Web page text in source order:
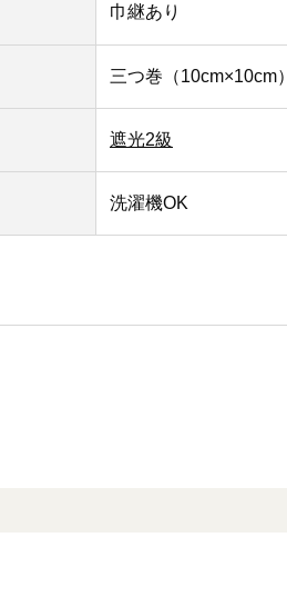
巾継あり
三つ巻（10cm×10cm）
遮光2級
洗濯機OK